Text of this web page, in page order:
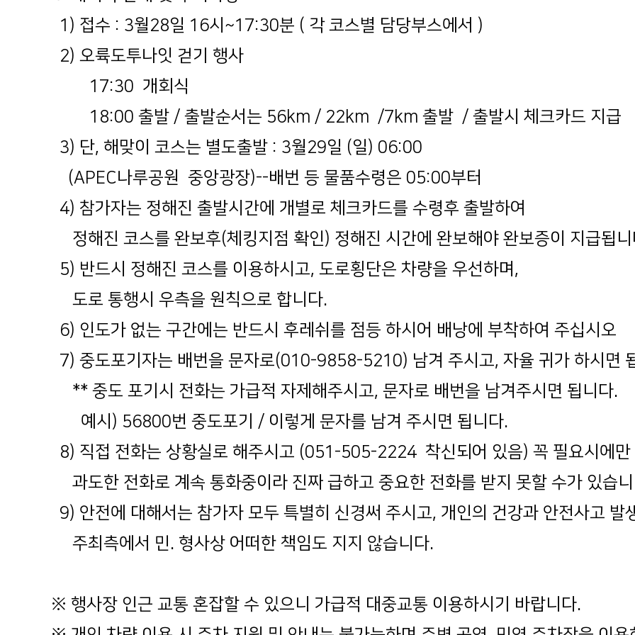
1) 접수 : 3월28일 16시~17:30분 ( 각 코스별 담당부스에서 )
2) 오륙도투나잇 걷기 행사
17:30 개회식
18:00 출발 / 출발순서는 56km / 22km /7km 출발 / 출발시 체크카드 지급
3) 단, 해맞이 코스는 별도출발 : 3월29일 (일) 06:00
(APEC나루공원 중앙광장)--배번 등 물품수령은 05:00부터
4) 참가자는 정해진 출발시간에 개별로 체크카드를 수령후 출발하여
정해진 코스를 완보후(체킹지점 확인) 정해진 시간에 완보해야 완보증이 지급됩
5) 반드시 정해진 코스를 이용하시고, 도로횡단은 차량을 우선하며,
도로 통행시 우측을 원칙으로 합니다.
6) 인도가 없는 구간에는 반드시 후레쉬를 점등 하시어 배낭에 부착하여 주십시오
7) 중도포기자는 배번을 문자로(010-9858-5210) 남겨 주시고, 자율 귀가 하시면
** 중도 포기시 전화는 가급적 자제해주시고, 문자로 배번을 남겨주시면 됩니다.
예시) 56800번 중도포기 / 이렇게 문자를 남겨 주시면 됩니다.
8) 직접 전화는 상황실로 해주시고 (051-505-2224 착신되어 있음) 꼭 필요시에만
과도한 전화로 계속 통화중이라 진짜 급하고 중요한 전화를 받지 못할 수가 있습
9) 안전에 대해서는 참가자 모두 특별히 신경써 주시고, 개인의 건강과 안전사고 발
주최측에서 민. 형사상 어떠한 책임도 지지 않습니다.
※ 행사장 인근 교통 혼잡할 수 있으니 가급적 대중교통 이용하시기 바랍니다.